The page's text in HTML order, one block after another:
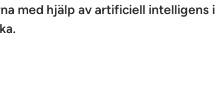
med hjälp av artificiell intelligens i